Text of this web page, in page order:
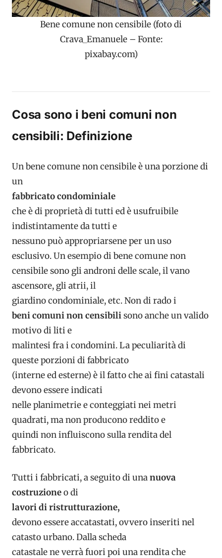
Bene comune non censibile (foto di
Crava_Emanuele – Fonte:
pixabay.com)
Cosa sono i beni comuni non
censibili: Definizione
Un bene comune non censibile è una porzione di
un
fabbricato condominiale
che è di proprietà di tutti ed è usufruibile
indistintamente da tutti e
nessuno può appropriarsene per un uso
esclusivo. Un esempio di bene comune non
censibile sono gli androni delle scale, il vano
ascensore, gli atrii, il
giardino condominiale, etc. Non di rado i
beni comuni non censibilisono anche un valido
motivo di liti e
malintesi fra i condomini. La peculiarità di
queste porzioni di fabbricato
(interne ed esterne) è il fatto che ai fini catastali
devono essere indicati
nelle planimetrie e conteggiati nei metri
quadrati, ma non producono reddito e
quindi non influiscono sulla rendita del
fabbricato.
Tutti i fabbricati, a seguito di unanuova
costruzioneo di
lavori di ristrutturazione,
devono essere accatastati, ovvero inseriti nel
catasto urbano. Dalla scheda
catastale ne verrà fuori poi una rendita che